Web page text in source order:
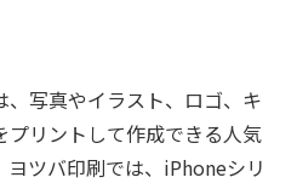
写真やイラスト、ロゴ、キ
プリントして作成できる人気
ヨツバ印刷では、iPhoneシリ